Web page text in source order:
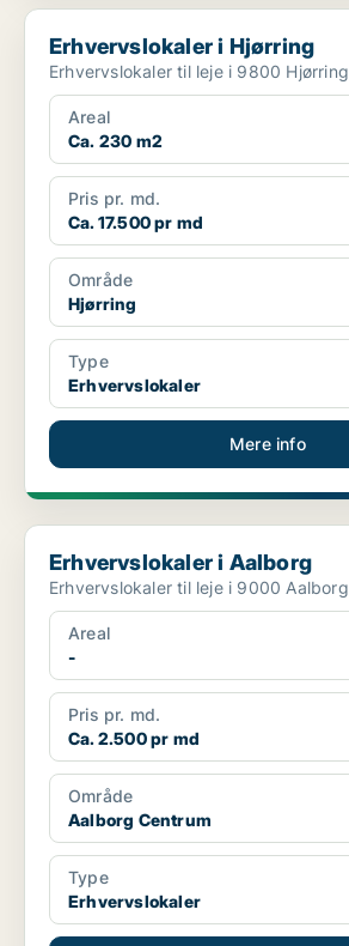
Erhvervslokaler i Hjørring
Erhvervslokaler i Hjørring
Erhvervslokaler til leje i 9800 Hjørring
Areal
Ca. 230 m2
Pris pr. md.
Ca. 17.500 pr md
Område
Hjørring
Type
Erhvervslokaler
Mere info
Erhvervslokaler i Aalborg
Erhvervslokaler i Aalborg
Erhvervslokaler til leje i 9000 Aalborg
Areal
-
Pris pr. md.
Ca. 2.500 pr md
Område
Aalborg Centrum
Type
Erhvervslokaler